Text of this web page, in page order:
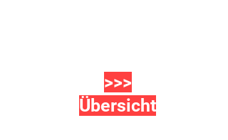
>>>
Übersicht